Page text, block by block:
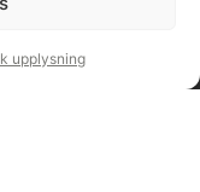
upplysning
och offentliga